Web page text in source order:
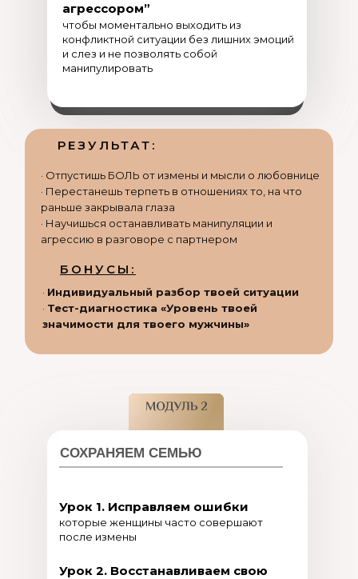
РЕЗУЛЬТАТ:
· Отпустишь БОЛЬ от измены и мысли о любовнице
· Перестанешь терпеть в отношениях то, на что
раньше закрывала глаза
· Научишься останавливать манипуляции и
агрессию в разговоре с партнером
БОНУСЫ:
· Индивидуальный разбор твоей ситуации
· Тест-диагностика «Уровень твоей
значимости для твоего мужчины»
СОХРАНЯЕМ СЕМЬЮ
Урок 1. Исправляем ошибки
которые женщины часто совершают
после измены
Урок 2. Восстанавливаем свою
агрессором”
чтобы моментально выходить из
конфликтной ситуации без лишних эмоций
и слез и не позволять собой
манипулировать